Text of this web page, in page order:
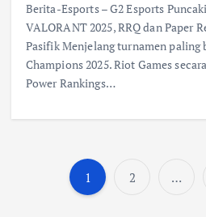
Berita-Esports – G2 Esports
VALORANT 2025, RRQ dan Paper
Pasifik Menjelang turnamen paling
Champions 2025. Riot Games
Power Rankings…
P
1 2 …